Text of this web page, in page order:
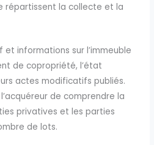
répartissent la collecte et la
informations sur l’immeuble
de copropriété, l’état
actes modificatifs publiés.
de comprendre la
privatives et les parties
de lots.